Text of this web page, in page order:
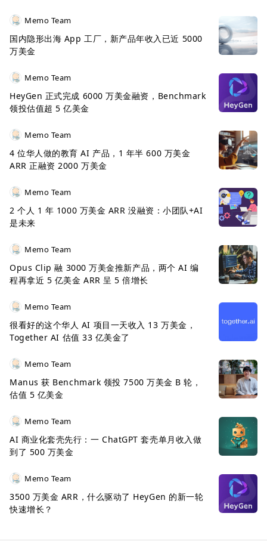
Memo Team
国内隐形出海 App 工厂，新产品年收入已近 5000
万美金
Memo Team
HeyGen 正式完成 6000 万美金融资，Benchmark
领投估值超 5 亿美金
Memo Team
4 位华人做的教育 AI 产品，1 年半 600 万美金
ARR 正融资 2000 万美金
Memo Team
2 个人 1 年 1000 万美金 ARR 没融资：小团队+AI
是未来
Memo Team
Opus Clip 融 3000 万美金推新产品，两个 AI 编
程再拿近 5 亿美金 ARR 呈 5 倍增长
Memo Team
很看好的这个华人 AI 项目一天收入 13 万美金，
Together AI 估值 33 亿美金了
Memo Team
Manus 获 Benchmark 领投 7500 万美金 B 轮，
估值 5 亿美金
Memo Team
AI 商业化套壳先行：一 ChatGPT 套壳单月收入做
到了 500 万美金
Memo Team
3500 万美金 ARR，什么驱动了 HeyGen 的新一轮
快速增长？